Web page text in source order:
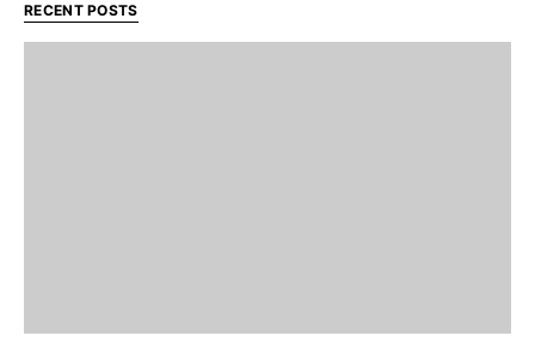
RECENT POSTS